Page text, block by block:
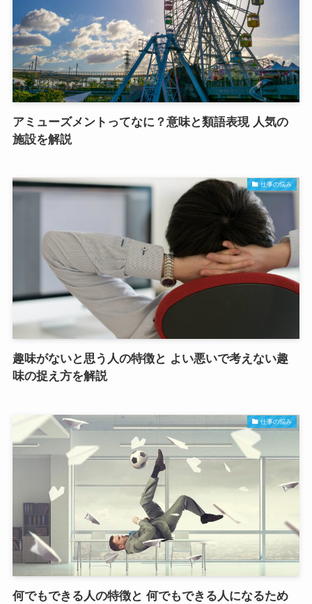
アミューズメントってなに？意味と類語表現 人気の
施設を解説
仕事の悩み
趣味がないと思う人の特徴と よい悪いで考えない趣
味の捉え方を解説
仕事の悩み
何でもできる人の特徴と 何でもできる人になるため